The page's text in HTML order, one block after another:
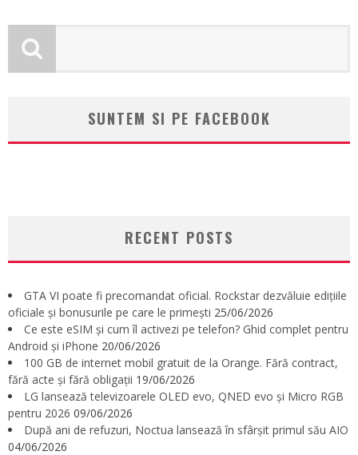
SUNTEM SI PE FACEBOOK
RECENT POSTS
GTA VI poate fi precomandat oficial. Rockstar dezvăluie edițiile
oficiale și bonusurile pe care le primești 25/06/2026
Ce este eSIM și cum îl activezi pe telefon? Ghid complet pentru
Android și iPhone 20/06/2026
100 GB de internet mobil gratuit de la Orange. Fără contract,
fără acte și fără obligații 19/06/2026
LG lansează televizoarele OLED evo, QNED evo și Micro RGB
pentru 2026 09/06/2026
După ani de refuzuri, Noctua lansează în sfârșit primul său AIO
04/06/2026